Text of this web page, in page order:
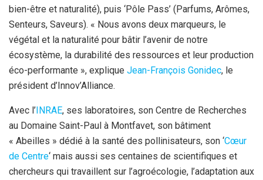
bien-être et naturalité), puis ‘Pôle Pass’ (Parfums, Arômes,
Senteurs, Saveurs). « Nous avons deux marqueurs, le
végétal et la naturalité pour bâtir l’avenir de notre
écosystème, la durabilité des ressources et leur production
éco-performante », explique Jean-François Gonidec, le
président d’Innov’Alliance.
Avec l’INRAE, ses laboratoires, son Centre de Recherches
au Domaine Saint-Paul à Montfavet, son bâtiment
« Abeilles » dédié à la santé des pollinisateurs, son ‘Cœur
de Centre‘ mais aussi ses centaines de scientifiques et
chercheurs qui travaillent sur l’agroécologie, l’adaptation aux